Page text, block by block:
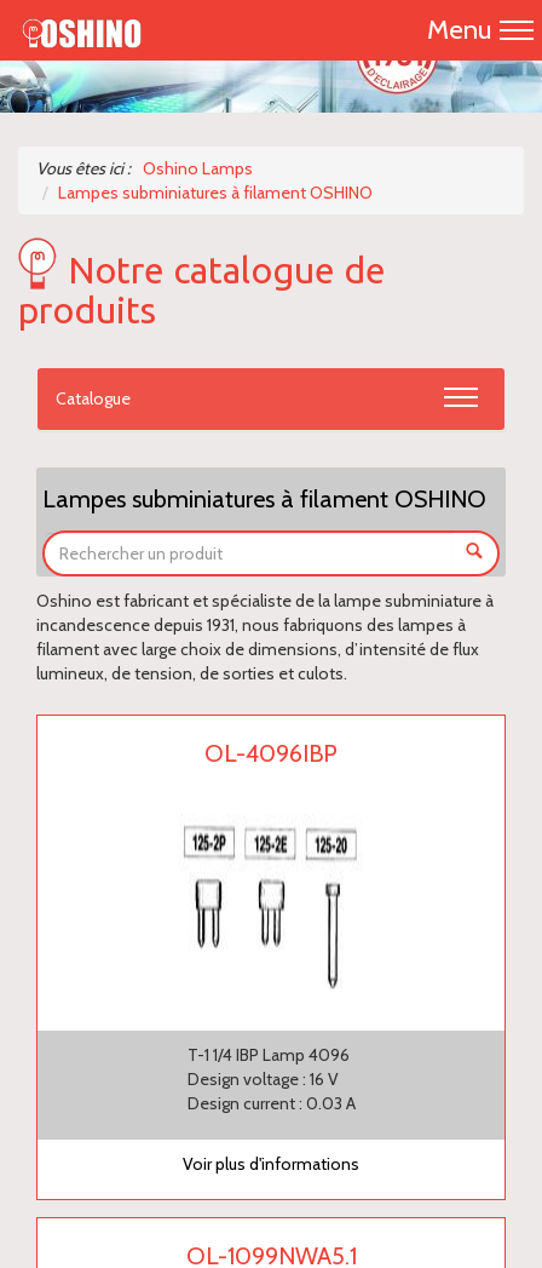
Menu
Accueil
Nos produits
Vous êtes ici : Oshino Lamps
Lampes subminiatures à filament OSHINO
Notre catalogue de
produits
Catalogue
Lampes subminiatures à filament OSHINO
Oshino est fabricant et spécialiste de la lampe subminiature à
incandescence depuis 1931, nous fabriquons des lampes à
filament avec large choix de dimensions, d’intensité de flux
lumineux, de tension, de sorties et culots.
OL-4096IBP
T-1 1/4 IBP Lamp 4096
Design voltage : 16 V
Design current : 0.03 A
Voir plus d'informations
OL-1099NWA5.1